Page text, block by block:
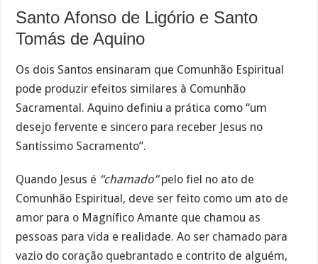
Santo Afonso de Ligório e Santo
Tomás de Aquino
Os dois Santos ensinaram que Comunhão Espiritual
pode produzir efeitos similares à Comunhão
Sacramental. Aquino definiu a prática como “um
desejo fervente e sincero para receber Jesus no
Santíssimo Sacramento”.
Quando Jesus é “chamado”pelo fiel no ato de
Comunhão Espiritual, deve ser feito como um ato de
amor para o Magnífico Amante que chamou as
pessoas para vida e realidade. Ao ser chamado para
vazio do coração quebrantado e contrito de alguém,